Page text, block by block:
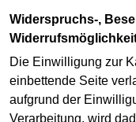
Widerspruchs-, Beseitigungs- und
Die Einwilligung zur
einbettende Seite
aufgrund der
Verarbeitung, wird